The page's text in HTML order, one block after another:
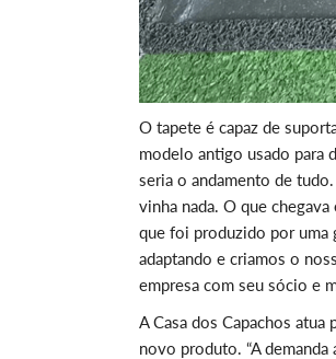
O tapete é capaz de
modelo antigo usado para
seria o andamento de
vinha nada. O que
que foi produzido por uma
adaptando e criamos o
empresa com seu sócio e
A Casa dos Capachos
novo produto. “A